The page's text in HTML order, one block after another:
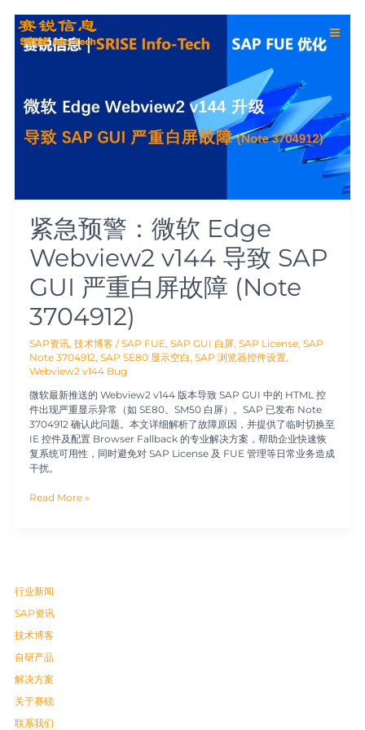
Main
行业新闻
SAP资讯
技术博客
自研产品
解决方案
关于赛锐
联系我们
紧急预警：微软 Edge
Webview2 v144 导致 SAP
GUI 严重白屏故障 (Note
3704912)
SAP资讯,技术博客 /SAP FUE,SAP GUI 白屏,SAP License,SAP
Note 3704912,SAP SE80 显示空白,SAP 浏览器控件设置,
Webview2 v144 Bug
微软最新推送的 Webview2 v144 版本导致 SAP GUI 中的 HTML 控
件出现严重显示异常（如 SE80、SM50 白屏）。SAP 已发布 Note
3704912 确认此问题。本文详细解析了故障原因，并提供了临时切换至
IE 控件及配置 Browser Fallback 的专业解决方案，帮助企业快速恢
复系统可用性，同时避免对 SAP License 及 FUE 管理等日常业务造成
干扰。
紧
急
预
Edge
v144
GUI
重
白
屏
故
障
(Note
3704912)
Read More »